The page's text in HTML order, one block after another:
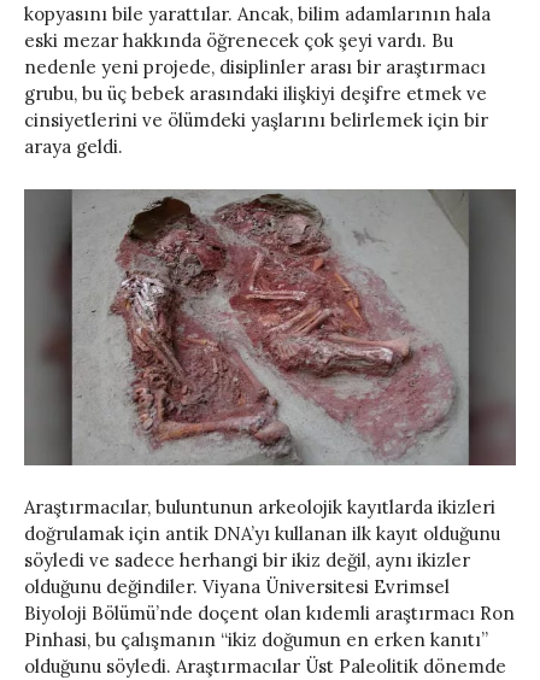
kopyasını bile yarattılar. Ancak, bilim adamlarının hala
eski mezar hakkında öğrenecek çok şeyi vardı. Bu
nedenle yeni projede, disiplinler arası bir araştırmacı
grubu, bu üç bebek arasındaki ilişkiyi deşifre etmek ve
cinsiyetlerini ve ölümdeki yaşlarını belirlemek için bir
araya geldi.
Araştırmacılar, buluntunun arkeolojik kayıtlarda ikizleri
doğrulamak için antik DNA’yı kullanan ilk kayıt olduğunu
söyledi ve sadece herhangi bir ikiz değil, aynı ikizler
olduğunu değindiler. Viyana Üniversitesi Evrimsel
Biyoloji Bölümü’nde doçent olan kıdemli araştırmacı Ron
Pinhasi, bu çalışmanın “ikiz doğumun en erken kanıtı”
olduğunu söyledi. Araştırmacılar Üst Paleolitik dönemde